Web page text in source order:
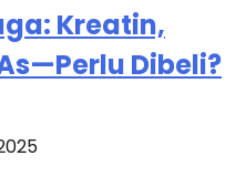
Kreatin,
Dibeli?